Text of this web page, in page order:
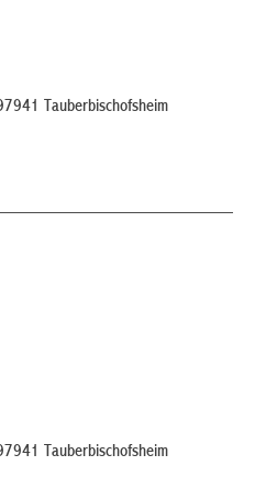
Tauberbischofsheim
Tauberbischofsheim